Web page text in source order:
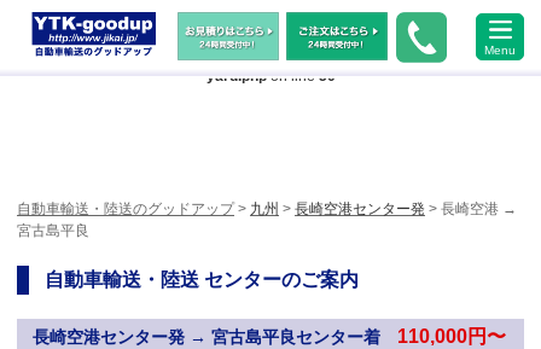
Warning: Undefined array key "HTTP_ACCEPT_LANGUAGE" in
/home/xs483473/jikai.jp/public_html/wp-content/themes/ytk2018/header-
yard.phpon line50
Menu
自動車輸送・陸送のグッドアップ> 九州 > 長崎空港センター発 > 長崎空港 →
宮古島平良
自動車輸送・陸送 センターのご案内
長崎空港センター発 → 宮古島平良センター着 110,000円〜